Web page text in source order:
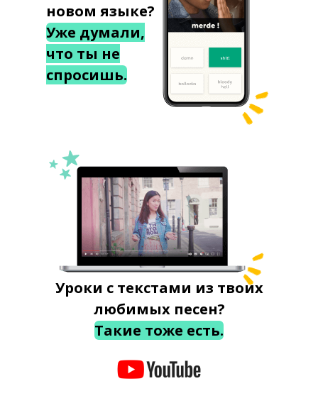
новом языке?
Уже думали,
что ты не
спросишь.
Уроки с текстами из твоих
любимых песен?
Такие тоже есть.